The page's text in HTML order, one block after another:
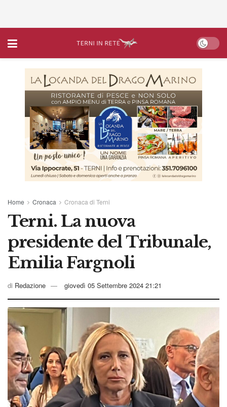
Home Cronaca Cronaca di Terni
Terni. La nuova
presidente del Tribunale,
Emilia Fargnoli
di Redazione giovedì 05 Settembre 2024 21:21